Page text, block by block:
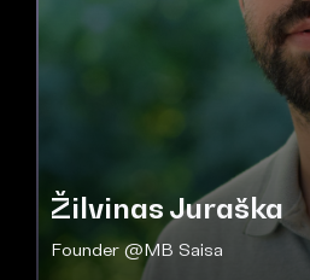
Žilvinas Juraška
Founder @MB Saisa